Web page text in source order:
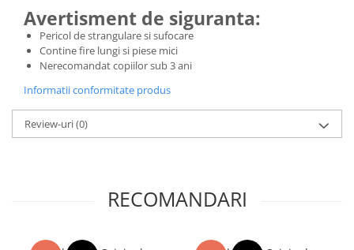
Avertisment de siguranta:
Pericol de strangulare si sufocare
Contine fire lungi si piese mici
Nerecomandat copiilor sub 3 ani
Informatii conformitate produs
Review-uri(0)
RECOMANDARI